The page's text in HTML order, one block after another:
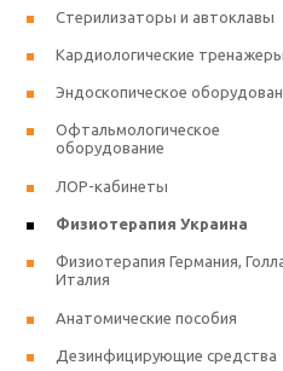
Стерилизаторы и автоклавы
Кардиологические тренажеры
Эндоскопическое
Офтальмологическое
оборудование
ЛОР-кабинеты
Физиотерапия Украина
Физиотерапия Германия,
Италия
Анатомические пособия
Дезинфицирующие средства